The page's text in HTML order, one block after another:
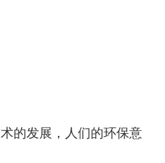
的发展，人们的环保意